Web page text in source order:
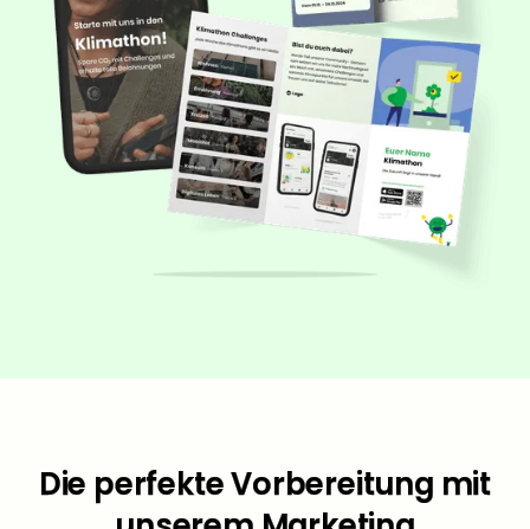
Die perfekte Vorbereitung mit